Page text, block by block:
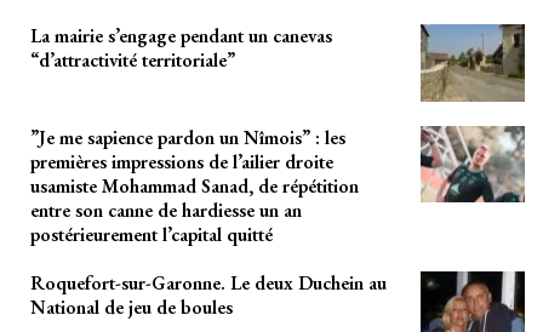
La mairie s’engage pendant un canevas
“d’attractivité territoriale”
”Je me sapience pardon un Nîmois” : les
premières impressions de l’ailier droite
usamiste Mohammad Sanad, de répétition
entre son canne de hardiesse un an
postérieurement l’capital quitté
Roquefort-sur-Garonne. Le deux Duchein au
National de jeu de boules